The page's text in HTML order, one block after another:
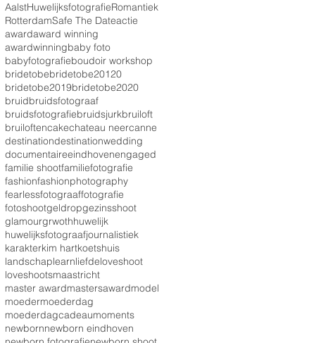
AalstHuwelijksfotografieRomantiek
RotterdamSafe The Dateactie
awardaward winning
awardwinningbaby foto
babyfotografieboudoir workshop
bridetobebridetobe20120
bridetobe2019bridetobe2020
bruidbruidsfotograaf
bruidsfotografiebruidsjurkbruiloft
bruiloftencakechateau neercanne
destinationdestinationwedding
documentaireeindhovenengaged
familie shootfamiliefotografie
fashionfashionphotography
fearlessfotograaffotografie
fotoshootgeldropgezinsshoot
glamourgrwothhuwelijk
huwelijksfotograafjournalistiek
karakterkim hartkoetshuis
landschaplearnliefdeloveshoot
loveshootsmaastricht
master awardmastersawardmodel
moedermoederdag
moederdagcadeaumoments
newbornnewborn eindhoven